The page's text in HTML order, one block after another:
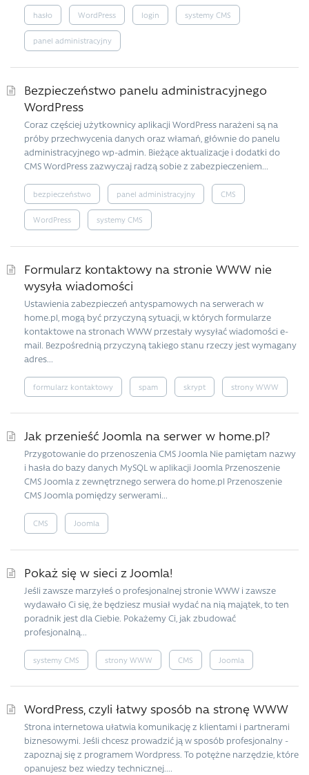
hasło WordPress login systemy CMS
panel administracyjny
Bezpieczeństwo panelu administracyjnego
WordPress
Coraz częściej użytkownicy aplikacji WordPress narażeni są na
próby przechwycenia danych oraz włamań, głównie do panelu
administracyjnego wp-admin. Bieżące aktualizacje i dodatki do
CMS WordPress zazwyczaj radzą sobie z zabezpieczeniem...
bezpieczeństwo panel administracyjny CMS
WordPress systemy CMS
Formularz kontaktowy na stronie WWW nie
wysyła wiadomości
Ustawienia zabezpieczeń antyspamowych na serwerach w
home.pl, mogą być przyczyną sytuacji, w których formularze
kontaktowe na stronach WWW przestały wysyłać wiadomości e-
mail. Bezpośrednią przyczyną takiego stanu rzeczy jest wymagany
adres...
formularz kontaktowy spam skrypt strony WWW
Jak przenieść Joomla na serwer w home.pl?
Przygotowanie do przenoszenia CMS Joomla Nie pamiętam nazwy
i hasła do bazy danych MySQL w aplikacji Joomla Przenoszenie
CMS Joomla z zewnętrznego serwera do home.pl Przenoszenie
CMS Joomla pomiędzy serwerami...
CMS Joomla
Pokaż się w sieci z Joomla!
Jeśli zawsze marzyłeś o profesjonalnej stronie WWW i zawsze
wydawało Ci się, że będziesz musiał wydać na nią majątek, to ten
poradnik jest dla Ciebie. Pokażemy Ci, jak zbudować
profesjonalną...
systemy CMS strony WWW CMS Joomla
WordPress, czyli łatwy sposób na stronę WWW
Strona internetowa ułatwia komunikację z klientami i partnerami
biznesowymi. Jeśli chcesz prowadzić ją w sposób profesjonalny -
zapoznaj się z programem Wordpress. To potężne narzędzie, które
opanujesz bez wiedzy technicznej....